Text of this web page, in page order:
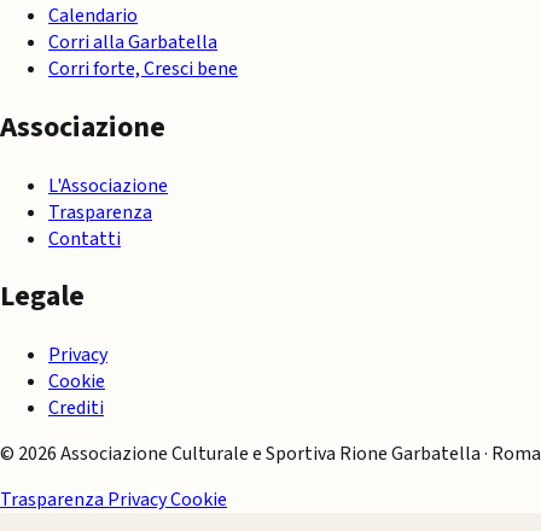
Calendario
Corri alla Garbatella
Corri forte, Cresci bene
Associazione
L'Associazione
Trasparenza
Contatti
Legale
Privacy
Cookie
Crediti
© 2026 Associazione Culturale e Sportiva Rione Garbatella · Roma
Trasparenza PrivacyCookie